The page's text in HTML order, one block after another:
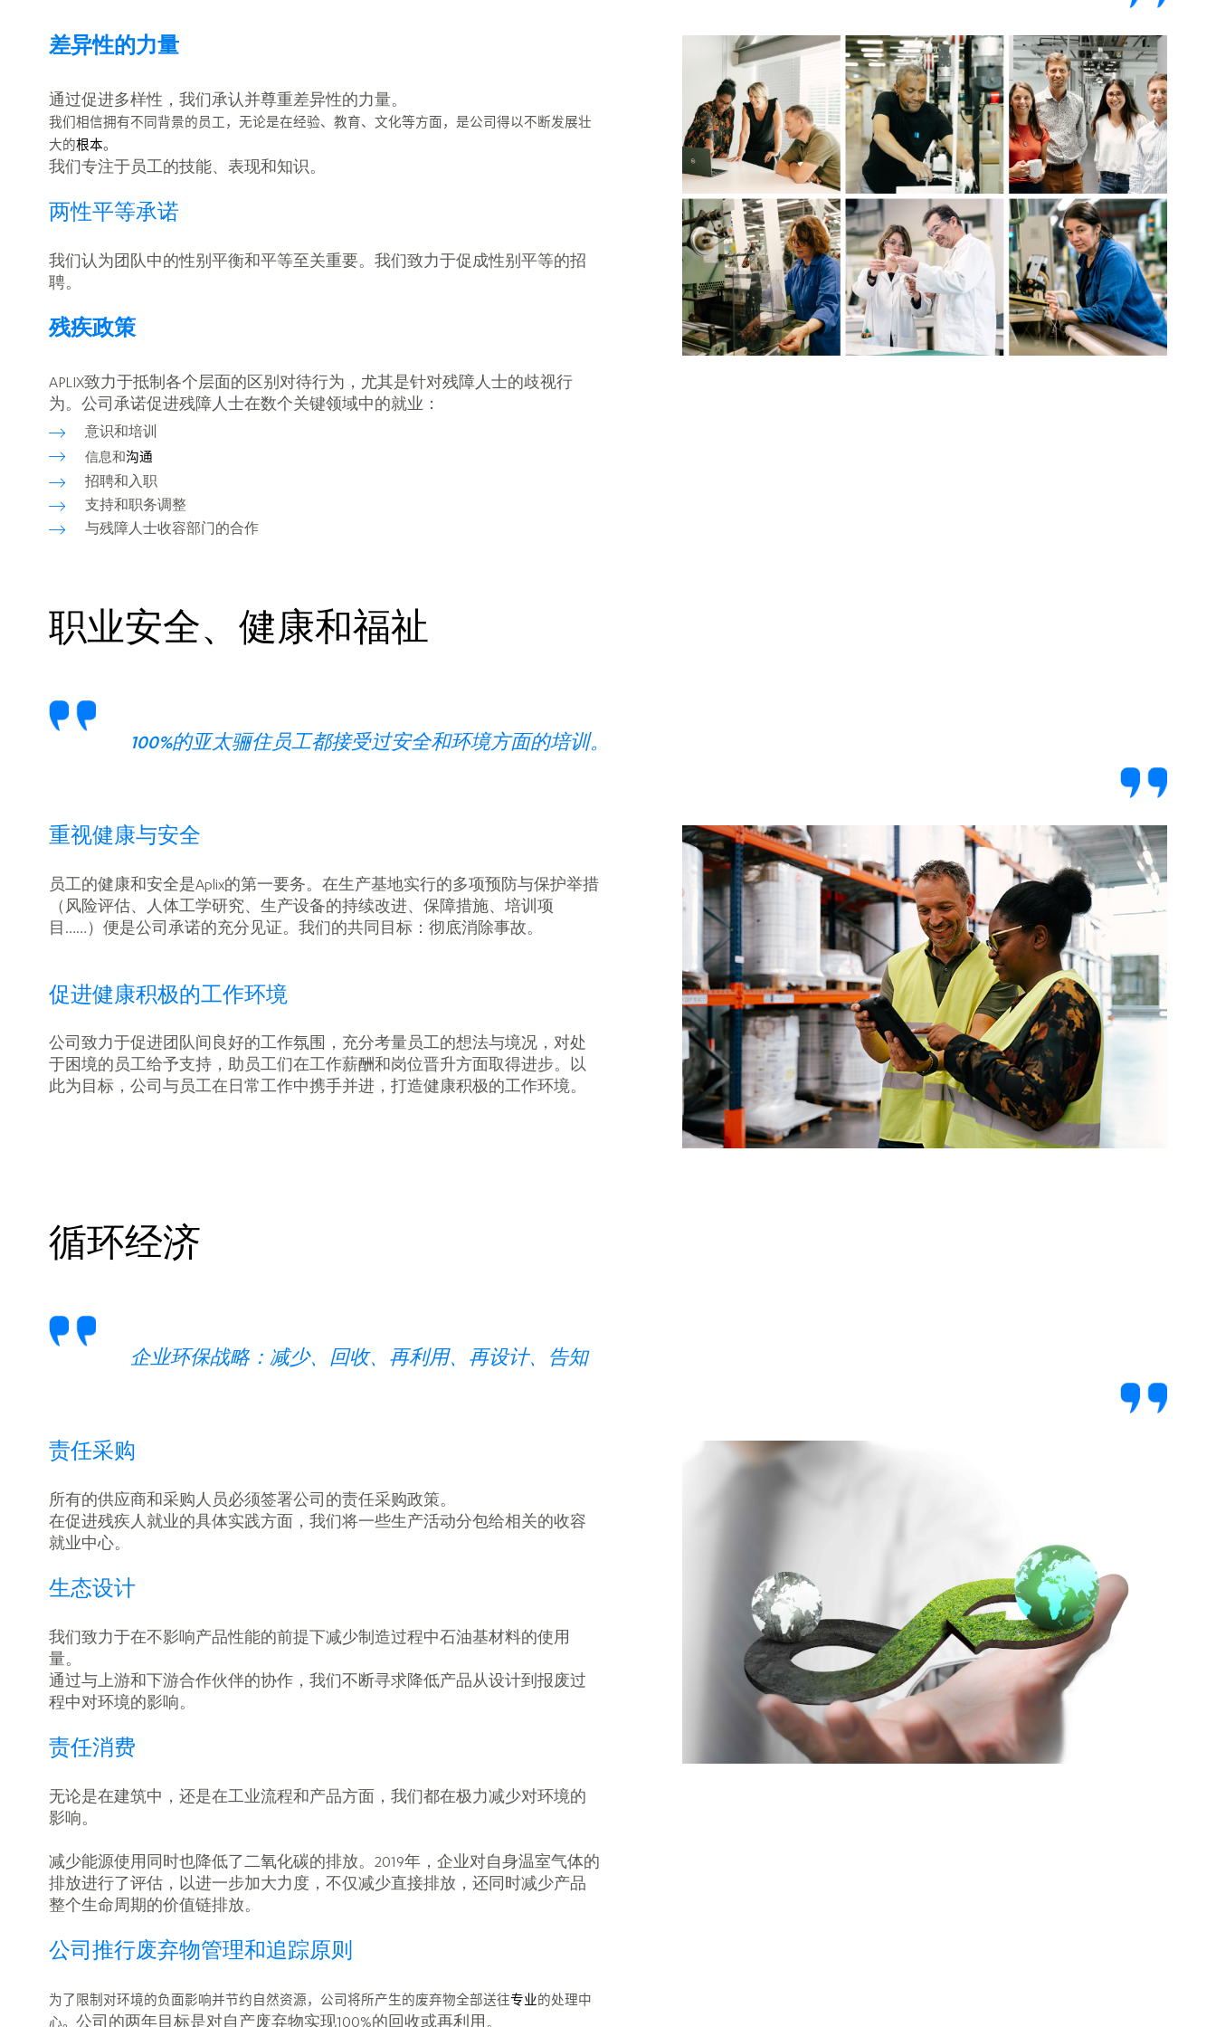
差异性的力量
通过促进多样性，我们承认并尊重差异性的力量。
我们相信拥有不同背景的员工，无论是在经验、教育、文化等方面，是公司得以不断发展壮
大的根本。
我们专注于员工的技能、表现和知识。
两性平等承诺
我们认为团队中的性别平衡和平等至关重要。我们致力于促成性别平等的招
聘。
残疾政策
APLIX致力于抵制各个层面的区别对待行为，尤其是针对残障人士的歧视行
为。公司承诺促进残障人士在数个关键领域中的就业：
意识和培训
信息和沟通
招聘和入职
支持和职务调整
与残障人士收容部门的合作
职业安全、健康和福祉
100%的亚太骊住员工都接受过安全和环境方面的培训。
重视健康与安全
员工的健康和安全是Aplix的第一要务。在生产基地实行的多项预防与保护举措
（风险评估、人体工学研究、生产设备的持续改进、保障措施、培训项
目……）便是公司承诺的充分见证。我们的共同目标：彻底消除事故。
促进健康积极的工作环境
公司致力于促进团队间良好的工作氛围，充分考量员工的想法与境况，对处
于困境的员工给予支持，助员工们在工作薪酬和岗位晋升方面取得进步。以
此为目标，公司与员工在日常工作中携手并进，打造健康积极的工作环境。
循环经济
企业环保战略：减少、回收、再利用、再设计、告知
责任采购
所有的供应商和采购人员必须签署公司的责任采购政策。
在促进残疾人就业的具体实践方面，我们将一些生产活动分包给相关的收容
就业中心。
生态设计
我们致力于在不影响产品性能的前提下减少制造过程中石油基材料的使用
量。
通过与上游和下游合作伙伴的协作，我们不断寻求降低产品从设计到报废过
程中对环境的影响。
责任消费
无论是在建筑中，还是在工业流程和产品方面，我们都在极力减少对环境的
影响。
减少能源使用同时也降低了二氧化碳的排放。2019年，企业对自身温室气体的
排放进行了评估，以进一步加大力度，不仅减少直接排放，还同时减少产品
整个生命周期的价值链排放。
公司推行废弃物管理和追踪原则
为了限制对环境的负面影响并节约自然资源，公司将所产生的废弃物全部送往专业的处理中
心。